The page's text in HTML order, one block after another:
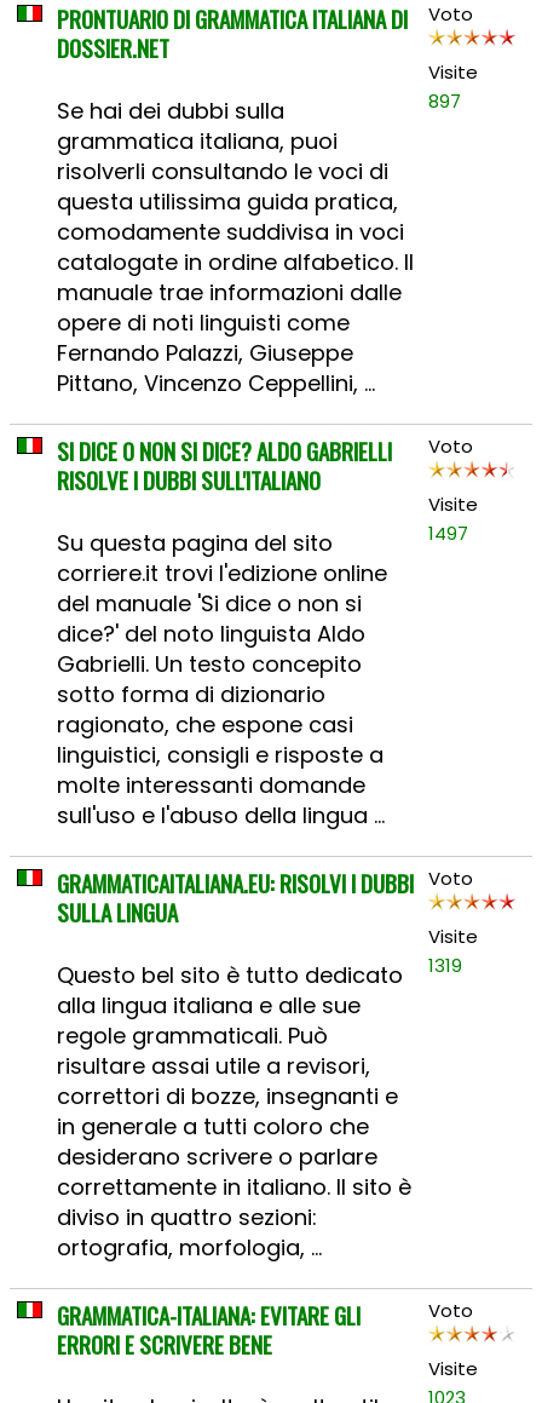
PRONTUARIO DI GRAMMATICA ITALIANA DI
DOSSIER.NET
Se hai dei dubbi sulla
grammatica italiana, puoi
risolverli consultando le voci di
questa utilissima guida pratica,
comodamente suddivisa in voci
catalogate in ordine alfabetico. Il
manuale trae informazioni dalle
opere di noti linguisti come
Fernando Palazzi, Giuseppe
Pittano, Vincenzo Ceppellini, ...
Voto
Visite
897
SI DICE O NON SI DICE? ALDO GABRIELLI
RISOLVE I DUBBI SULL'ITALIANO
Su questa pagina del sito
corriere.it trovi l'edizione online
del manuale 'Si dice o non si
dice?' del noto linguista Aldo
Gabrielli. Un testo concepito
sotto forma di dizionario
ragionato, che espone casi
linguistici, consigli e risposte a
molte interessanti domande
sull'uso e l'abuso della lingua ...
Voto
Visite
1497
GRAMMATICAITALIANA.EU: RISOLVI I DUBBI
SULLA LINGUA
Questo bel sito è tutto dedicato
alla lingua italiana e alle sue
regole grammaticali. Può
risultare assai utile a revisori,
correttori di bozze, insegnanti e
in generale a tutti coloro che
desiderano scrivere o parlare
correttamente in italiano. Il sito è
diviso in quattro sezioni:
ortografia, morfologia, ...
Voto
Visite
1319
GRAMMATICA-ITALIANA: EVITARE GLI
ERRORI E SCRIVERE BENE
Voto
Visite
1023